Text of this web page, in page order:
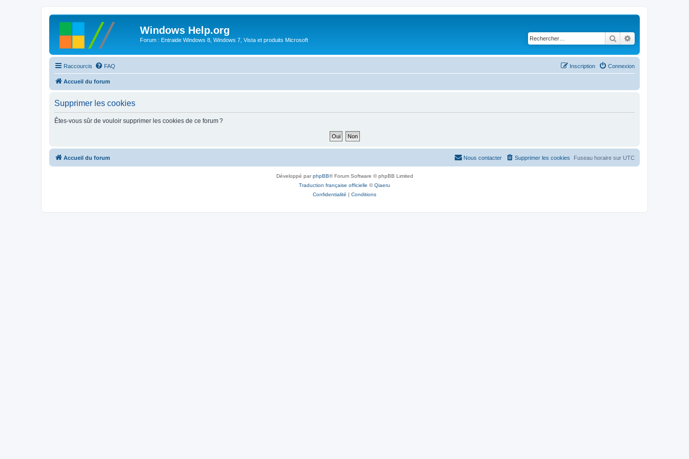
Windows Help.org
Forum : Entraide Windows 8, Windows 7, Vista et produits Microsoft Rechercher
Raccourcis FAQ Connexion
Inscription
Accueil du forum
Supprimer les cookies
Êtes-vous sûr de vouloir supprimer les cookies de ce forum ?
Accueil du forum Fuseau horaire sur UTC
Supprimer les cookies
Nous contacter
Développé parphpBB® Forum Software © phpBB Limited
Traduction française officielle ©Qiaeru
Confidentialité | Conditions